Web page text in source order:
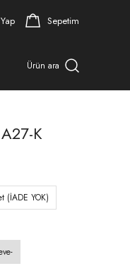
Sepetim
Ürün ara
K
(İADE YOK)